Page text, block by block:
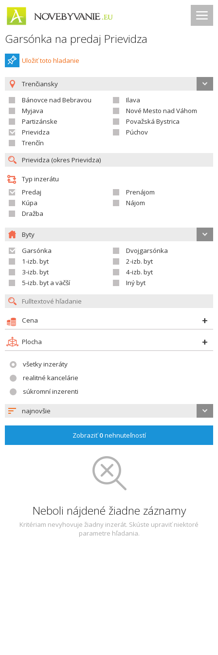
Garsónka na predaj Prievidza
Uložiť toto hladanie
Trenčiansky
Bánovce nad Bebravou
Ilava
Myjava
Nové Mesto nad Váhom
Partizánske
Považská Bystrica
Prievidza
Púchov
Trenčín
Typ inzerátu
Predaj
Prenájom
Kúpa
Nájom
Dražba
Byty
Garsónka
Dvojgarsónka
1-izb. byt
2-izb. byt
3-izb. byt
4-izb. byt
5-izb. byt a väčší
Iný byt
Cena
Plocha
všetky inzeráty
realitné kancelárie
súkromní inzerenti
najnovšie
Zobraziť0nehnuteľností
Neboli nájdené žiadne záznamy
Kritériam nevyhovuje žiadny inzerát. Skúste upraviť niektoré
parametre hľadania.